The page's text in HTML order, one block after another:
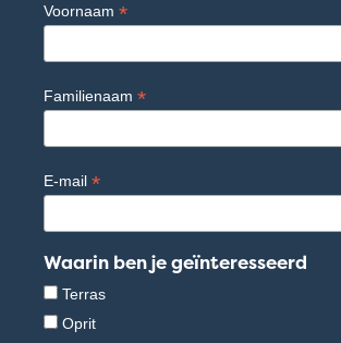
Voornaam *
Familienaam *
E-mail *
Waarin ben je geïnteresseerd
Terras
Oprit